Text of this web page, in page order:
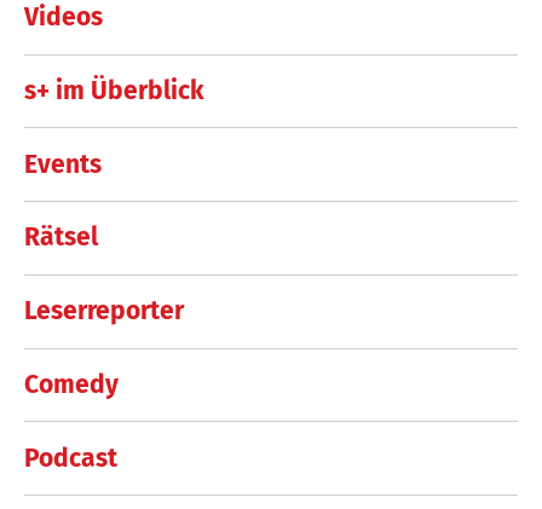
Videos
s+ im Überblick
Events
Rätsel
Leserreporter
Comedy
Podcast